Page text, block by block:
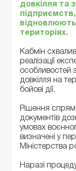
довкілля та
відновлюють
територіях.
Кабмін
реалізації
особливостей
довкілля на
бойові дії.
Рішення
документів
умовах
визначені у
Міністерства
Наразі